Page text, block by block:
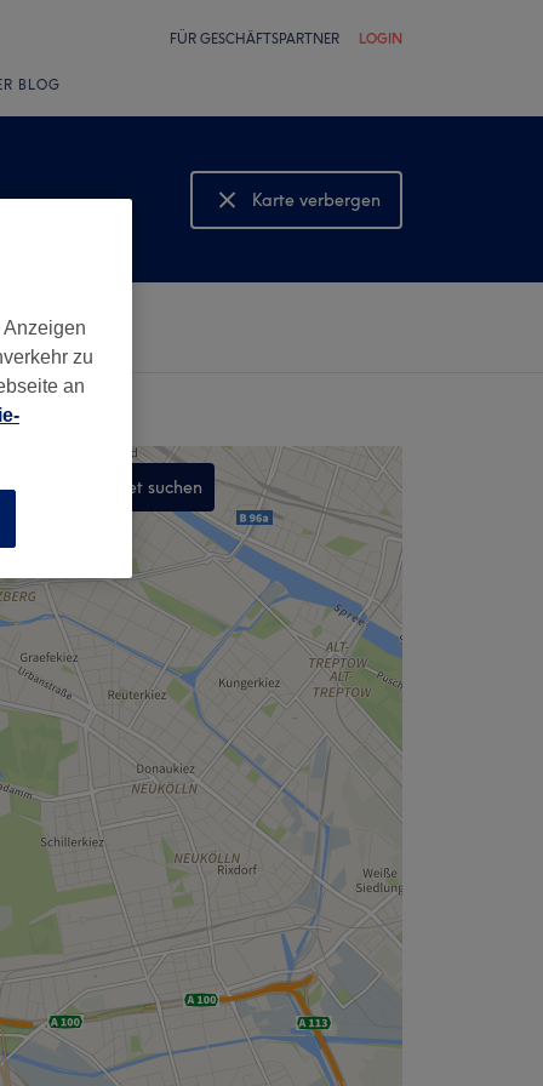
FÜR GESCHÄFTSPARTNER LOGIN
BLOG
Karte verbergen
Karte anzeigen
In diesem Gebiet suchen
zu
an